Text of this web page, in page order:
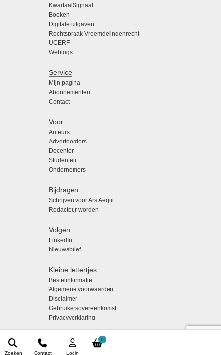
0
Login
Contact
Zoeken
KwartaalSignaal
Boeken
Digitale uitgaven
Rechtspraak Vreemdelingenrecht
UCERF
Weblogs
Service
Mijn pagina
Abonnementen
Contact
Voor
Auteurs
Adverteerders
Docenten
Studenten
Ondernemers
Bijdragen
Schrijven voor Ars Aequi
Redacteur worden
Volgen
LinkedIn
Nieuwsbrief
Kleine lettertjes
Bestelinformatie
Algemene voorwaarden
Disclaimer
Gebruikersovereenkomst
Privacyverklaring